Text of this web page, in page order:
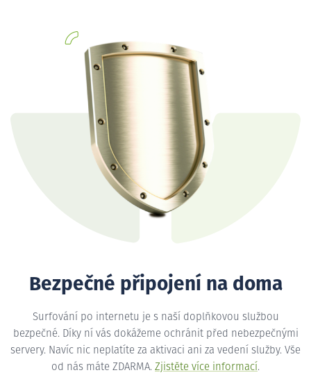
Bezpečné připojení na doma
Surfování po internetu je s naší doplňkovou službou
bezpečné. Díky ní vás dokážeme ochránit před nebezpečnými
servery. Navíc nic neplatíte za aktivaci ani za vedení služby. Vše
od nás máte ZDARMA. Zjistěte více informací.